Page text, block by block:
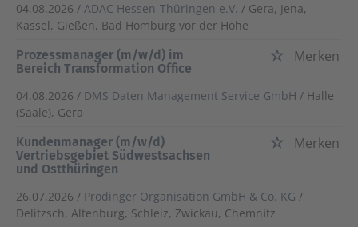
04.08.2026 / ADAC Hessen-Thüringen e.V. / Gera, Jena,
Kassel, Gießen, Bad Homburg vor der Höhe
Prozessmanager (m/w/d) im
Bereich Transformation Office
Merken
04.08.2026 / DMS Daten Management Service GmbH / Halle
(Saale), Gera
Kundenmanager (m/w/d)
Vertriebsgebiet Südwestsachsen
und Ostthüringen
Merken
26.07.2026 / Prodinger Organisation GmbH & Co. KG /
Delitzsch, Altenburg, Schleiz, Zwickau, Chemnitz